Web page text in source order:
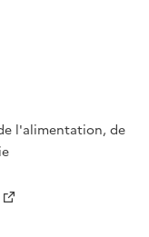
l'alimentation, de